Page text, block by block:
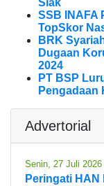
Siak
SSB INAFA
TopSkor
BRK
Dugaan
2024
PT BSP
Pengadaan
Advertorial
Senin, 27 Juli 2026
Peringati HAN